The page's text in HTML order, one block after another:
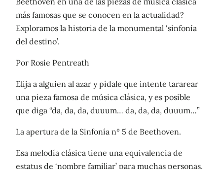
más famosas que se conocen en la actualidad?
Exploramos la historia de la monumental ‘sinfonía
del destino’.
Por Rosie Pentreath
Elija a alguien al azar y pídale que intente tararear
una pieza famosa de música clásica, y es posible
que diga “da, da, da, duuum… da, da, da, duuum…”
La apertura de la Sinfonía nº 5 de Beethoven.
Esa melodía clásica tiene una equivalencia de
estatus de ‘nombre familiar’ para muchas personas,